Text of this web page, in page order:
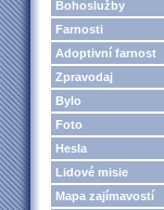
Bohoslužby
Farnosti
Adoptivní farnost
Zpravodaj
Bylo
Foto
Hesla
Lidové misie
Mapa zajímavostí